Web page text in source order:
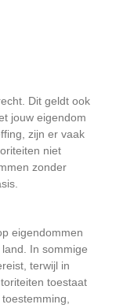
Dit geldt ook
jouw eigendom
zijn er vaak
niet
zonder
eigendommen
In sommige
terwijl in
toestaat